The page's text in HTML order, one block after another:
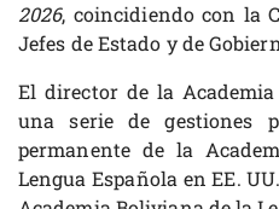
2026, coincidiendo con la
Jefes de Estado y de
El director de la
una serie de gestiones
permanente de la
Lengua Española en EE.